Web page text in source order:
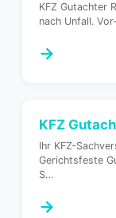
KFZ Gutachter
nach Unfall.
→
KFZ
Ihr KFZ-
Gerichtsfeste
S…
→